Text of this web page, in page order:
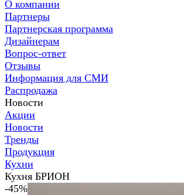
О компании
Партнеры
Партнерская программа
Дизайнерам
Вопрос-ответ
Отзывы
Информация для СМИ
Распродажа
Новости
Акции
Новости
Тренды
Продукция
Кухни
Кухня БРИОН
-45%